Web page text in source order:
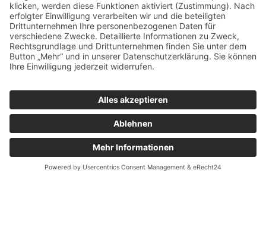
Bergheim / Mitte
50126 Bergheim
Elsdorf / Esch